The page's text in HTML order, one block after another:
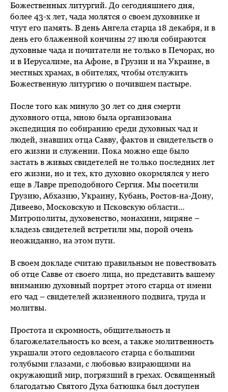
Божественных литургий. До сегодняшнего дня,
более 43-х лет, чада молятся о своем духовнике и
чтут его память. В день Ангела старца 18 декабря, и в
день его блаженной кончины 27 июля собираются
духовные чада и почитатели не только в Печорах, но
и в Иерусалиме, на Афоне, в Грузии и на Украине, в
местных храмах, в обителях, чтобы отслужить
Божественную литургию о почившем пастыре.
После того как минуло 30 лет со дня смерти
духовного отца, мною была организована
экспедиция по собиранию среди духовных чад и
людей, знавших отца Савву, фактов и свидетельств о
его жизни и служении. Пока можно еще было
застать в живых свидетелей не только последних лет
его жизни, но и тех, кто духовно окормлялся у него
еще в Лавре преподобного Сергия. Мы посетили
Грузию, Абхазию, Украину, Кубань, Ростов-на-Дону,
Дивеево, Московскую и Псковскую области…
Митрополиты, духовенство, монахини, миряне –
кладезь свидетелей встретили мы, порой очень
неожиданно, на этом пути.
В своем докладе считаю правильным не повествовать
об отце Савве от своего лица, но представить вашему
вниманию духовный портрет этого старца от имени
его чад – свидетелей жизненного подвига, труда и
молитвы.
Простота и скромность, общительность и
благожелательность ко всем, а также молитвенность
украшали этого седовласого старца с большими
голубыми глазами, с любовью взирающими на
окружающий мир, погрязший в грехах. Освященный
благодатью Святого Духа батюшка был доступен